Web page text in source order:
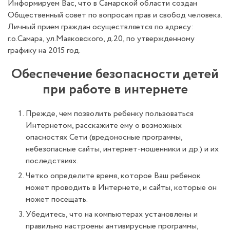
Информируем Вас, что в Самарской области создан
Общественный совет по вопросам прав и свобод человека.
Личный прием граждан осуществляется по адресу:
г.о.Самара, ул.Маяковского, д.20, по утвержденному
графику на 2015 год.
Обеспечение безопасности детей
при работе в интернете
Прежде, чем позволить ребенку пользоваться
Интернетом, расскажите ему о возможных
опасностях Сети (вредоносные программы,
небезопасные сайты, интернет-мошенники и др.) и их
последствиях.
Четко определите время, которое Ваш ребенок
может проводить в Интернете, и сайты, которые он
может посещать.
Убедитесь, что на компьютерах установлены и
правильно настроены антивирусные программы,